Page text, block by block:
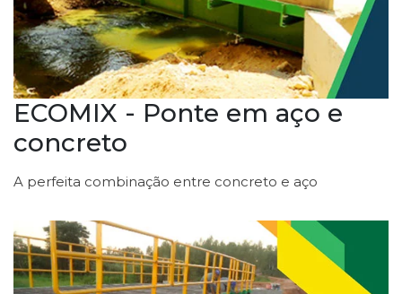
ECOMIX - Ponte em aço e
concreto
A perfeita combinação entre concreto e aço